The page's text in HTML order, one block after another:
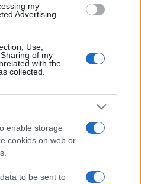
my
Advertising.
Use,
of my
with the
collected.
enable storage
cookies on web or
to be sent to
verekedésbe. Az ötletek
a patikus mai
úgy kezelik tőreiket, mint
a színpadra. Rómeó a
később pókember
A szerelmesek halála
be a drámát. A Capulet-
zajlana Veronában.